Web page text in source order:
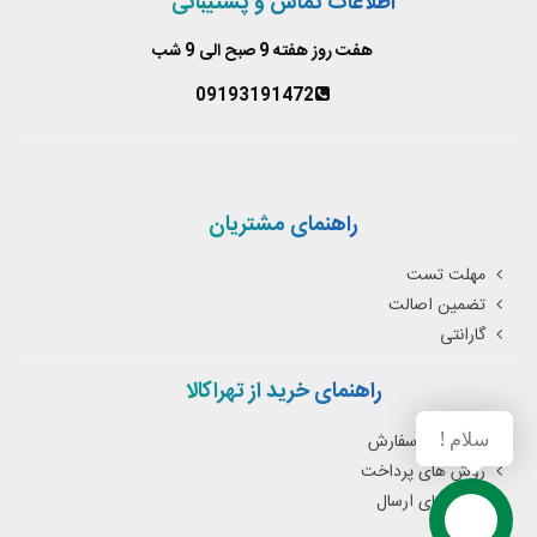
هفت روز هفته 9 صبح الی 9 شب
09193191472
راهنمای مشتریان
مهلت تست
تضمین اصالت
گارانتی
راهنمای خرید از تهراکالا
نحوه ثبت سفارش
روش های پرداخت
روش های ارسال
سلام !